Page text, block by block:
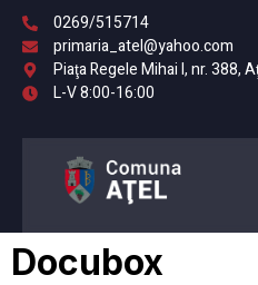
0269/515714
primaria_atel@yahoo.com
Piaţa Regele Mihai I, nr. 388,
L-V 8:00-16:00
Docubox